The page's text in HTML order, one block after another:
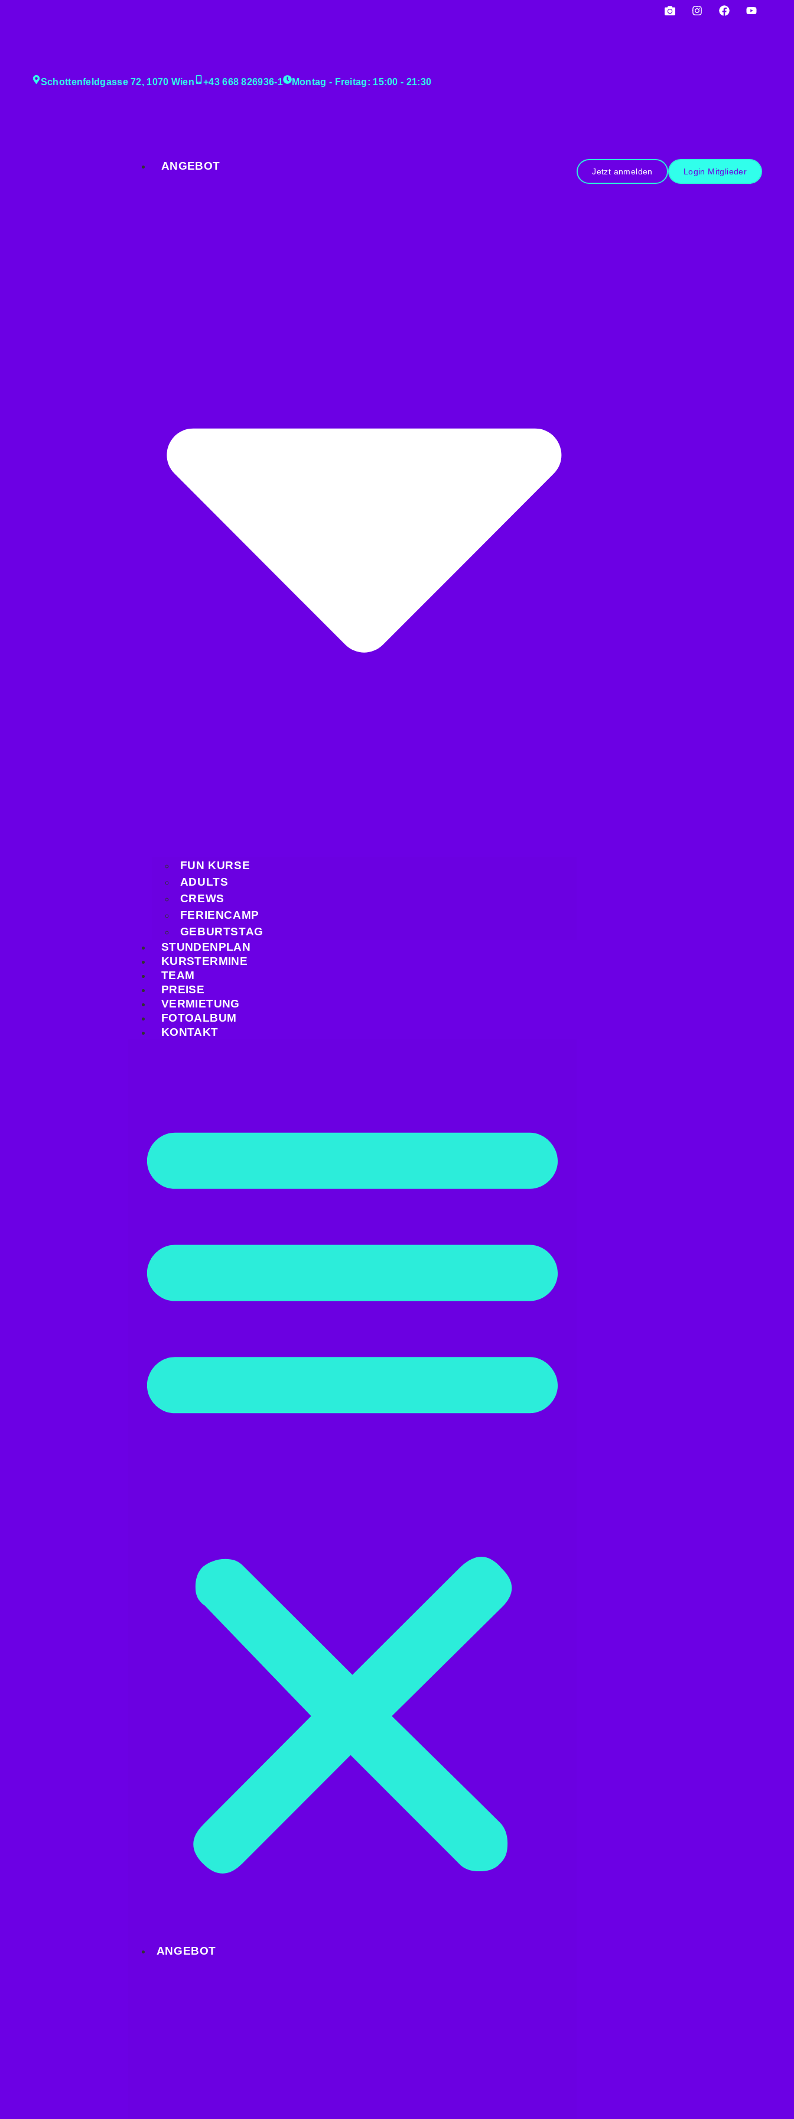
Schottenfeldgasse 72, 1070 Wien +43 668 826936-1 Montag - Freitag: 15:00 - 21:30
ANGEBOT
FUN KURSE
ADULTS
CREWS
FERIENCAMP
GEBURTSTAG
STUNDENPLAN
KURSTERMINE
TEAM
PREISE
VERMIETUNG
FOTOALBUM
KONTAKT
ANGEBOT
Jetzt anmelden Login Mitglieder